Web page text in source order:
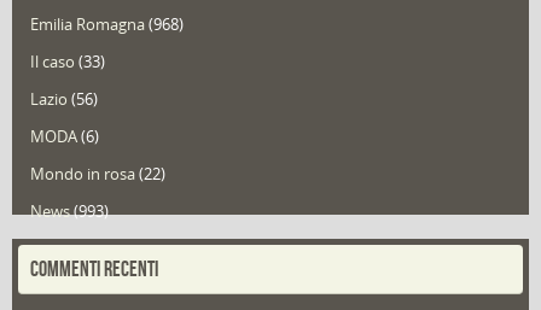
Emilia Romagna(968)
Il caso (33)
Lazio (56)
MODA(6)
Mondo in rosa(22)
News(993)
Portfolio(1)
COMMENTI RECENTI